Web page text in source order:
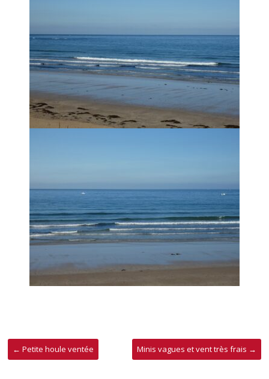
← Petite houle ventée Minis vagues et vent très frais →